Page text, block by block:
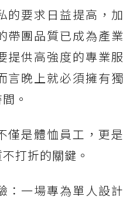
的要求日益提高，加
帶團品質已成為產業
提供高強度的專業服
言晚上就必須擁有獨
。
僅是體恤員工，更是
打折的關鍵。
：一場專為單人設計